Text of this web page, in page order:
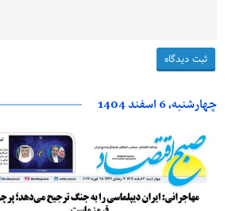
چهارشنبه، 6 اسفند 1404